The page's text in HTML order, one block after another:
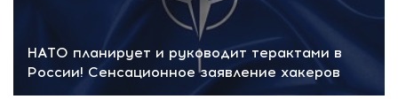
НАТО планирует и руководит терактами в
России! Сенсационное заявление хакеров